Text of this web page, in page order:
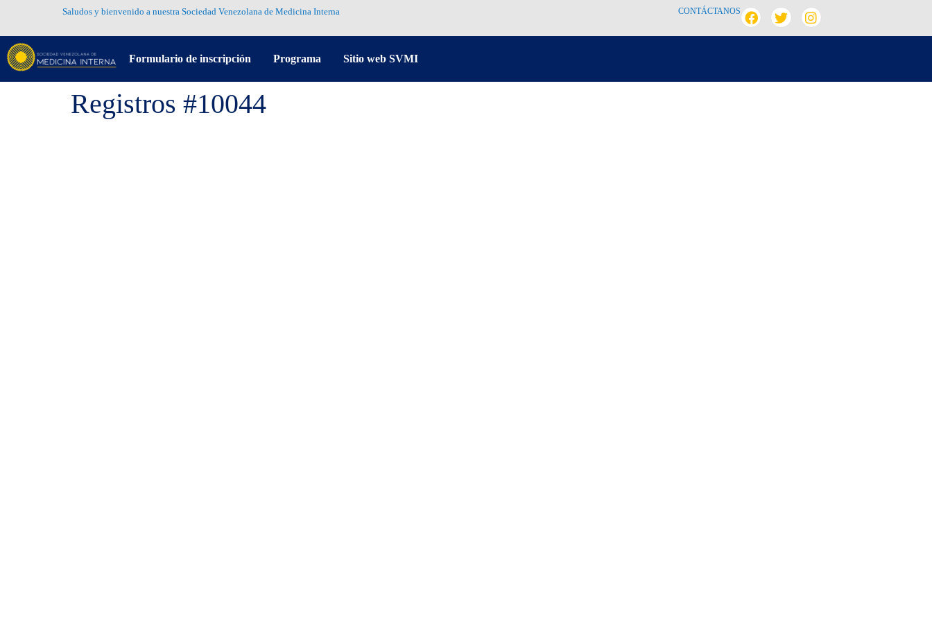
Saludos y bienvenido a nuestra Sociedad Venezolana de Medicina Interna CONTÁCTANOS
Formulario de inscripción Programa Sitio web SVMI
Registros #10044